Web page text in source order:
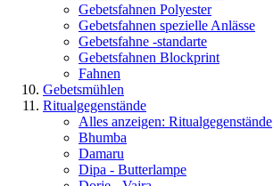
Gebetsfahnen Polyester
Gebetsfahnen spezielle Anlässe
Gebetsfahne -standarte
Gebetsfahnen Blockprint
Fahnen
Gebetsmühlen
Ritualgegenstände
Alles anzeigen: Ritualgegenstände
Bhumba
Damaru
Dipa - Butterlampe